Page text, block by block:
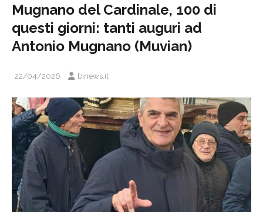
Mugnano del Cardinale, 100 di
questi giorni: tanti auguri ad
Antonio Mugnano (Muvian)
22/04/2026 binews.it